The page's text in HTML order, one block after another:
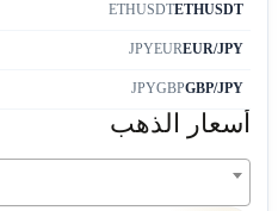
بورصة فلسطين
ETHUSDT
ETHUSDT
EUR/JPY
JPYEUR
GBP/JPY
JPYGBP
أسعار الذهب